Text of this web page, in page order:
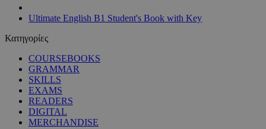
Ultimate English B1 Student's Book with Key
Κατηγορίες
COURSEBOOKS
GRAMMAR
SKILLS
EXAMS
READERS
DIGITAL
MERCHANDISE